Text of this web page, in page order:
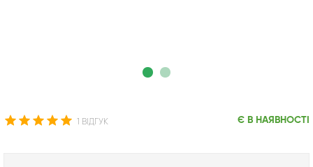
1 ВІДГУК Є В НАЯВНОСТІ